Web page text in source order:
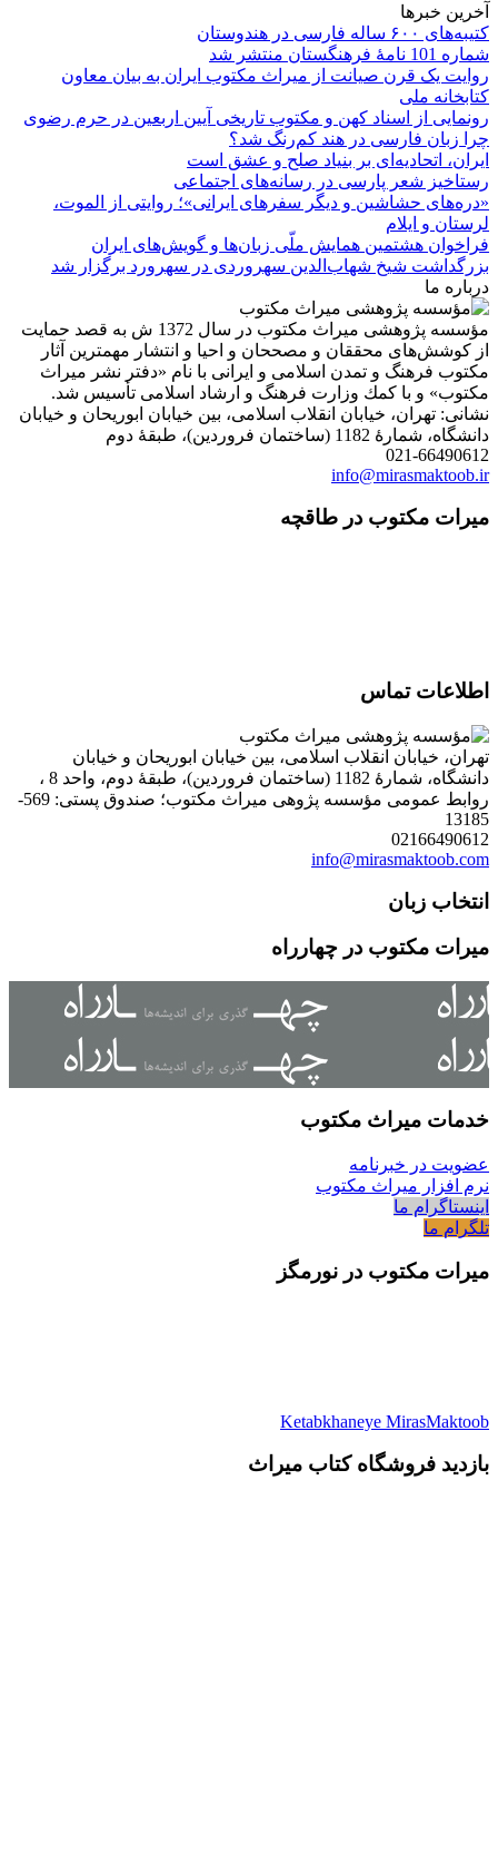
آخرین خبرها
کتیبه‌های ۶۰۰ ساله فارسی در هندوستان
شماره 101 نامۀ فرهنگستان منتشر شد
روایت یک قرن صیانت از میراث مکتوب ایران به بیان معاون
کتابخانه ملی
رونمایی از اسناد کهن و مکتوب تاریخی آیین اربعین در حرم رضوی
چرا زبان فارسی در هند کم‌رنگ شد؟
ایران، اتحادیه‌ای بر بنیاد صلح و عشق است
رستاخیز شعر پارسی در رسانه‌های اجتماعی
«دره‌های حشاشین و دیگر سفرهای ایرانی»؛ روایتی از الموت،
لرستان و ایلام
فراخوان هشتمین همایش ملّی زبان‌ها و گویش‌های ایران
بزرگداشت شیخ شهاب‌الدین سهروردی در سهرورد برگزار شد
درباره ما
مؤسسه پژوهشی میراث مكتوب در سال 1372 ش به قصد حمایت
از كوشش‌های محققان و مصححان و احیا و انتشار مهمترین آثار
مكتوب فرهنگ و تمدن اسلامی و ایرانی با نام «دفتر نشر میراث
مكتوب» و با كمك وزارت فرهنگ و ارشاد اسلامی تأسیس شد.
نشانی: تهران، خیابان انقلاب اسلامی، بین خیابان ابوریحان و خیابان
دانشگاه، شمارۀ 1182 (ساختمان فروردین)، طبقۀ دوم
021-66490612
info@mirasmaktoob.ir
میرات مکتوب در طاقچه
اطلاعات تماس
تهران، خیابان انقلاب اسلامی، بین خیابان ابوریحان و خیابان
دانشگاه، شمارۀ 1182 (ساختمان فروردین)، طبقۀ دوم، واحد 8 ،
روابط عمومی مؤسسه پژوهی میراث مکتوب؛ صندوق پستی: 569-
13185
02166490612
info@mirasmaktoob.com
انتخاب زبان
میرات مکتوب در چهارراه
خدمات میراث مکتوب
عضویت در خبرنامه
نرم افزار میراث مکتوب
اینستاگرام ما
تلگرام ما
میرات مکتوب در نورمگز
Ketabkhaneye MirasMaktoob
بازدید فروشگاه کتاب میراث